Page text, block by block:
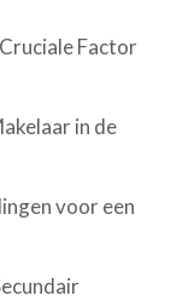
Factor
in de
voor een